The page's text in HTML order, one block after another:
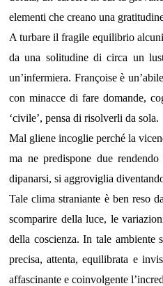
elementi che creano una
A turbare il fragile equilibrio
da una solitudine di circa un
un’infermiera. Françoise è
con minacce di fare domande,
‘civile’, pensa di risolverli da sola.
Mal gliene incoglie perché la
ma ne predispone due
dipanarsi, si aggroviglia
Tale clima straniante è ben reso
scomparire della luce, le
della coscienza. In tale
precisa, attenta, equilibrata e
affascinante e coinvolgente